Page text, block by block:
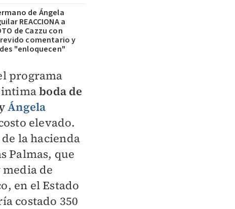
de Ángela
REACCIONA a
de Cazzu con
comentario y
"enloquecen"
programa
boda de
Ángela
elevado.
la hacienda
Palmas, que
media de
en el Estado
costado 350